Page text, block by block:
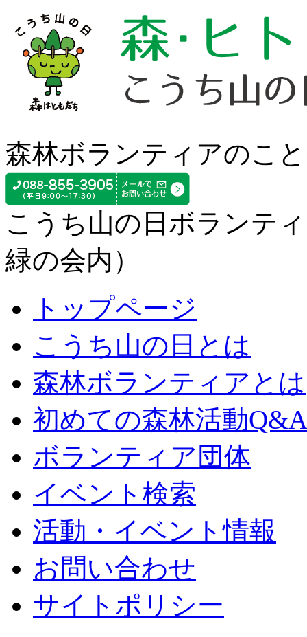
森林ボランティアのこ
こうち山の日ボランテ
緑の会内）
トップページ
こうち山の日とは
森林ボランティアとは
初めての森林活動Q&A
ボランティア団体
イベント検索
活動・イベント情報
お問い合わせ
サイトポリシー